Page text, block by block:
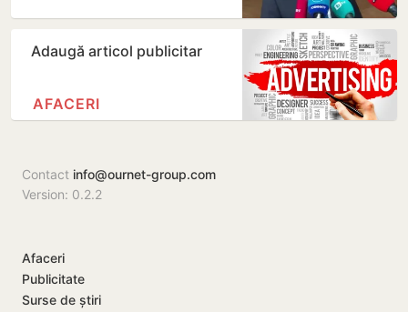
Adaugă articol publicitar
AFACERI
Contact info@ournet-group.com
Version: 0.2.2
Afaceri
Publicitate
Surse de știri